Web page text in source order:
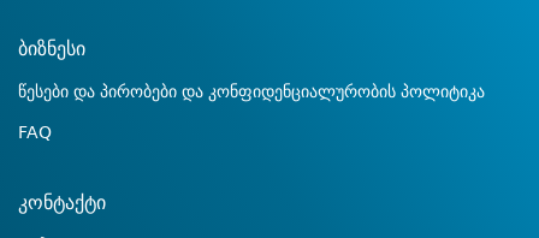
ბიზნესი
წესები და პირობები და კონფიდენციალურობის პოლიტიკა
FAQ
კონტაქტი